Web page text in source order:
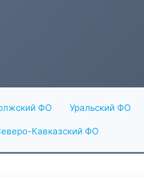
ФО Уральский ФО
Кавказский ФО